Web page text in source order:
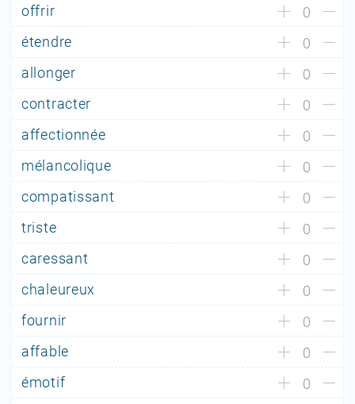
offrir
0
étendre
0
allonger
0
contracter
0
affectionnée
0
mélancolique
0
compatissant
0
triste
0
caressant
0
chaleureux
0
fournir
0
affable
0
émotif
0